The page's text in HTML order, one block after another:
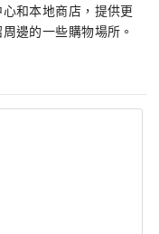
和本地商店，提供更
邊的一些購物場所。